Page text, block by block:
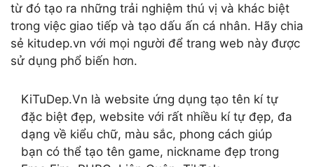
từ đó tạo ra những trải nghiệm thú vị và khác biệt
trong việc giao tiếp và tạo dấu ấn cá nhân. Hãy chia
sẻ kitudep.vn với mọi người để trang web này được
sử dụng phổ biến hơn.
KiTuDep.Vn là website ứng dụng tạo tên kí tự
đặc biệt đẹp, website với rất nhiều kí tự đẹp, đa
dạng về kiểu chữ, màu sắc, phong cách giúp
bạn có thể tạo tên game, nickname đẹp trong